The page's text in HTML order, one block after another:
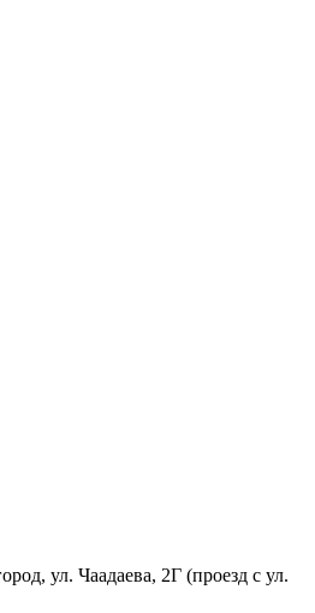
ул. Чаадаева, 2Г (проезд с ул.